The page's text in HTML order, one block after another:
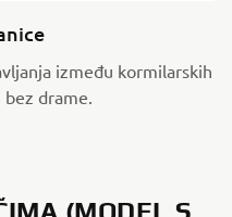
između kormilarskih
bez drame.
(MODEL S